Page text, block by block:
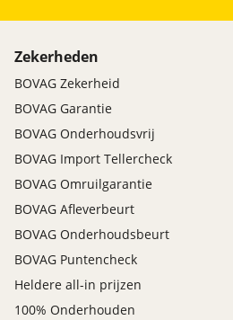
Standaard
Prijs:
€ 0,-
Omschrijving:
Nationale Auto Pas, Kenteken
Inruilauto vrijwaarden. Dit
met dit afleverpakket in plaats
standaardpakket met een
Zekerheden
BOVAG Zekerheid
BOVAG Garantie
BOVAG Onderhoudsvrij
BOVAG Import Tellercheck
BOVAG Omruilgarantie
BOVAG Afleverbeurt
BOVAG Onderhoudsbeurt
BOVAG Puntencheck
Heldere all-in prijzen
100% Onderhouden